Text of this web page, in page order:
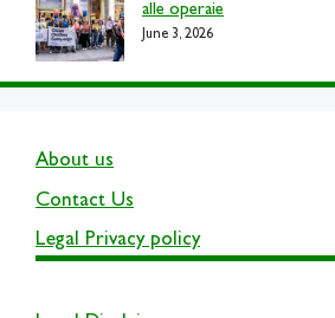
alle operaie
June 3, 2026
About us
Contact Us
Legal Privacy policy